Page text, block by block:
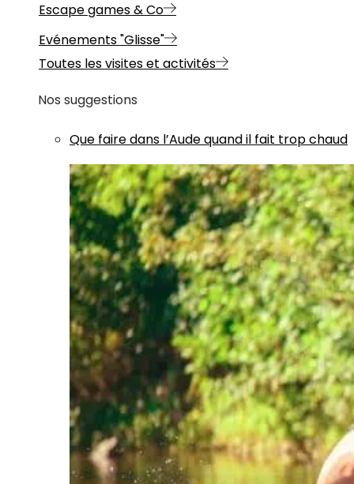
Escape games & Co
Evénements "Glisse"
Toutes les visites et activités
Nos suggestions
Que faire dans l’Aude quand il fait trop chaud